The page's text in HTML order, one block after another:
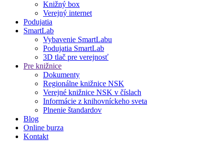
Knižný box
Verejný internet
Podujatia
SmartLab
Vybavenie SmartLabu
Podujatia SmartLab
3D tlač pre verejnosť
Pre knižnice
Dokumenty
Regionálne knižnice NSK
Verejné knižnice NSK v číslach
Informácie z knihovníckeho sveta
Plnenie štandardov
Blog
Online burza
Kontakt